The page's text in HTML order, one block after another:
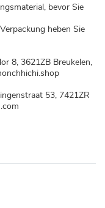
bevor Sie
heben Sie
8, 3621ZB Breukelen,
53, 7421ZR